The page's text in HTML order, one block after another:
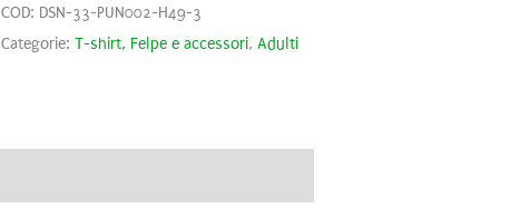
COD: DSN-33-PUN002-H49-3
Categorie: T-shirt, Felpe e accessori, Adulti